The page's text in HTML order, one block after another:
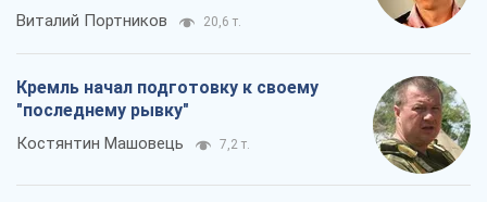
Виталий Портников 20,6 т.
Кремль начал подготовку к своему
"последнему рывку"
Костянтин Машовець 7,2 т.